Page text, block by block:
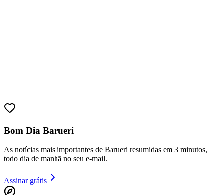
Juventude
Bom Dia Barueri
As notícias mais importantes de Barueri resumidas em 3 minutos,
todo dia de manhã no seu e-mail.
Assinar grátis